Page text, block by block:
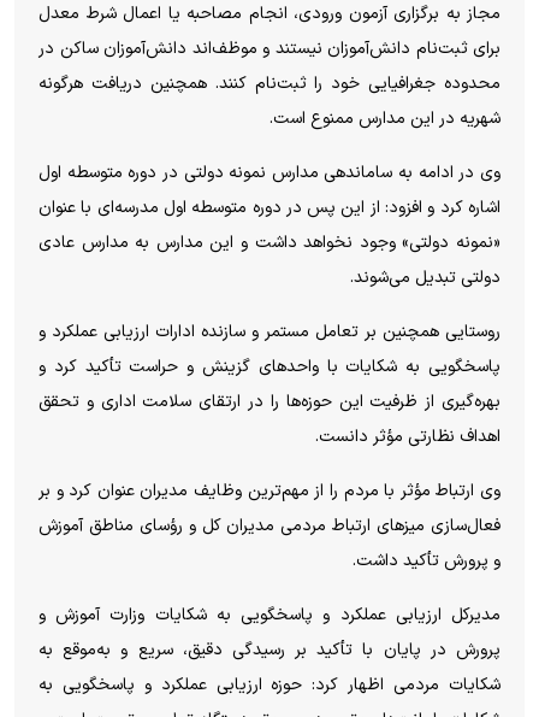
مجاز به برگزاری آزمون ورودی، انجام مصاحبه یا اعمال شرط معدل
برای ثبت‌نام دانش‌آموزان نیستند و موظف‌اند دانش‌آموزان ساکن در
محدوده جغرافیایی خود را ثبت‌نام کنند. همچنین دریافت هرگونه
شهریه در این مدارس ممنوع است.
وی در ادامه به ساماندهی مدارس نمونه دولتی در دوره متوسطه اول
اشاره کرد و افزود: از این پس در دوره متوسطه اول مدرسه‌ای با عنوان
«نمونه دولتی» وجود نخواهد داشت و این مدارس به مدارس عادی
دولتی تبدیل می‌شوند.
روستایی همچنین بر تعامل مستمر و سازنده ادارات ارزیابی عملکرد و
پاسخگویی به شکایات با واحد‌های گزینش و حراست تأکید کرد و
بهره‌گیری از ظرفیت این حوزه‌ها را در ارتقای سلامت اداری و تحقق
اهداف نظارتی مؤثر دانست.
وی ارتباط مؤثر با مردم را از مهم‌ترین وظایف مدیران عنوان کرد و بر
فعال‌سازی میز‌های ارتباط مردمی مدیران کل و رؤسای مناطق آموزش
و پرورش تأکید داشت.
مدیرکل ارزیابی عملکرد و پاسخگویی به شکایات وزارت آموزش و
پرورش در پایان با تأکید بر رسیدگی دقیق، سریع و به‌موقع به
شکایات مردمی اظهار کرد: حوزه ارزیابی عملکرد و پاسخگویی به